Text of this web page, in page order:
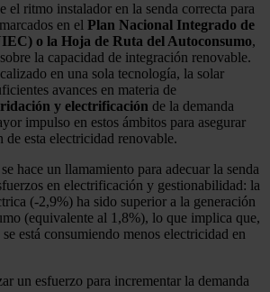
el ritmo instalador en la senda correcta para
en el Plan Nacional Integrado de
o la Hoja de Ruta del Autoconsumo,
la capacidad de integración renovable.
en una sola tecnología, la solar
avances en materia de
y electrificación de la demanda
impulso en estos ámbitos para asegurar
de esta electricidad renovable.
hace un llamamiento para adecuar la senda
en electrificación y gestionabilidad: la
(-2,9%) ha sido superior a la generación
(equivalente al 1,8%), lo que implica que,
está consumiendo menos electricidad en
un esfuerzo para incrementar la demanda